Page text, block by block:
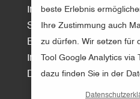
Intern/Login
Sitemap
E-Mail
Impressum
Datenschutz
beste Erlebnis
Ihre Zustimmung auch
zu dürfen. Wir setzen für
Tool Google Analytics
dazu finden Sie in der